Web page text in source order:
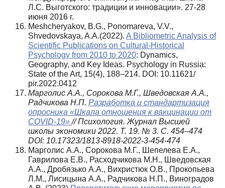
Л.С. Выготского: традиции и инновации». 27-28
июня 2016 г.
Meshcheryakov, B.G., Ponomareva, V.V.,
Shvedovskaya, A.A.(2022). A Bibliometric Analysis of
Scientific Publications on Cultural-Historical
Psychology from 2010 to 2020: Dynamics,
Geography, and Key Ideas. Psychology in Russia:
State of the Art, 15(4), 188–214. DOI: 10.11621/
pir.2022.0412
Марголис А.А., Сорокова М.Г., Шведовская А.А.,
Радчикова Н.П. Разработка и стандартизация
опросника «Шкала отношения к вакцинации от
COVID-19»// Психология. Журнал Высшей
школы экономики 2022. Т. 19. № 3. С. 454–474
DOI: 10.17323/1813-8918-2022-3-454-474
Марголис А.А., Сорокова М.Г., Шепелева Е.А.,
Гаврилова Е.В., Расходчикова М.Н., Шведовская
А.А., Дробязько А.А., Вихристюк О.В., Прокопьева
Л.М., Лисицына А.А., Радчикова Н.П., Виноградов